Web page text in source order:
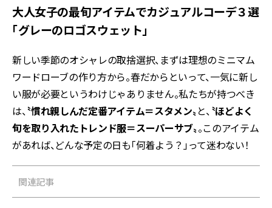
大人女子の最旬アイテムでカジュアルコーデ３選
「グレーのロゴスウェット」
新しい季節のオシャレの取捨選択、まずは理想のミニマム
ワードローブの作り方から。春だからといって、一気に新し
い服が必要というわけじゃありません。私たちが持つべき
は、〝慣れ親しんだ定番アイテム＝スタメン〟と、〝ほどよく
旬を取り入れたトレンド服＝スーパーサブ〟。このアイテム
があれば、どんな予定の日も「何着よう？」って迷わない！
関連記事